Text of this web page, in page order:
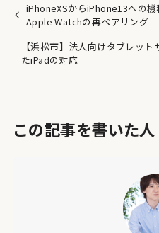
iPhoneXSからiPhone13への
Apple Watchの再ペアリング
【浜松市】法人向けタブレッ
たiPadの対応
この記事を書いた人